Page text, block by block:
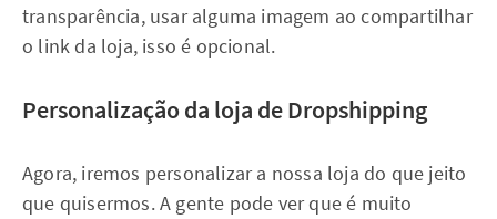
transparência, usar alguma imagem ao compartilhar
o link da loja, isso é opcional.
Personalização da loja de Dropshipping
Agora, iremos personalizar a nossa loja do que jeito
que quisermos. A gente pode ver que é muito